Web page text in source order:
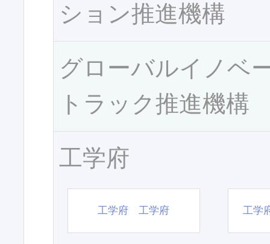
ション推進機構
グローバルイノベ
トラック推進機構
工学府
工学府 工学府 工学